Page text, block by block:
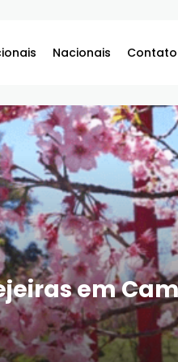
Nacionais Contato
em